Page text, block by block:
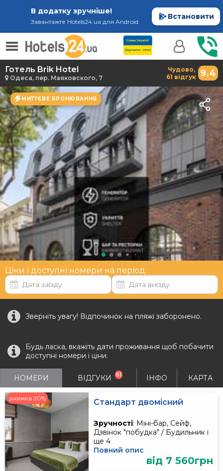
В додатку зручніше!
Завантажте Hotels24.ua для Android
Встановити
Готель Brik Hotel
Одеса, пер. Маяковского, 7
Чудово, 9.4
61 відгук
МИТТЄВЕ БРОНЮВАННЯ
Ціни і доступні номери на період:
Зверніть увагу! Відпочинок на пляжі заборонено.
Будь ласка, вкажіть дати проживання щоб побачити
доступні номери і ціни.
НОМЕРИ ВІДГУКИ 61 ІНФО КАРТА
знижка 20% Стандарт двомісний
Зручності: Міні-бар, Сейф,
Дзвінок "побудка" / Будильник і
ще 4
Повний опис
від 7 560грн